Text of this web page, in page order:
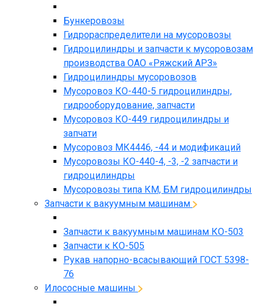
Бункеровозы
Гидрораспределители на мусоровозы
Гидроцилиндры и запчасти к мусоровозам
производства ОАО «Ряжский АРЗ»
Гидроцилиндры мусоровозов
Мусоровоз КО-440-5 гидроцилиндры,
гидрооборудование, запчасти
Мусоровоз КО-449 гидроцилиндры и
запчати
Мусоровоз МК4446, -44 и модификаций
Мусоровозы КО-440-4, -3, -2 запчасти и
гидроцилиндры
Мусоровозы типа КМ, БМ гидроцилиндры
Запчасти к вакуумным машинам
Запчасти к вакуумным машинам КО-503
Запчасти к КО-505
Рукав напорно-всасывающий ГОСТ 5398-
76
Илососные машины